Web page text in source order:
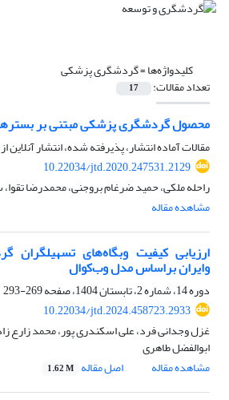
کلیدواژه‌ها =گردشگری پزشکی
تعداد مقالات: 17
محصول گردشگری پزشکی مبتنی بر
مقالات آماده انتشار، پذیرفته شده، انتشار آنلاین از
10.22034/jtd.2020.247531.2129
راحله ملکی، حمید ضرغام بروجنی، محمدرضا
مشاهده مقاله
ارزیابی کیفیت وبگاه‌های
وایران براساس مدل وب‌کوال
دوره 14، شماره 2، تابستان 1404، صفحه
269-293
10.22034/jtd.2024.458723.2933
غزل وجدانی فرد، علی اسکندری پور، محمد زارع
ابوالفضل طاهری
مشاهده مقاله
اصل مقاله 1.62 M